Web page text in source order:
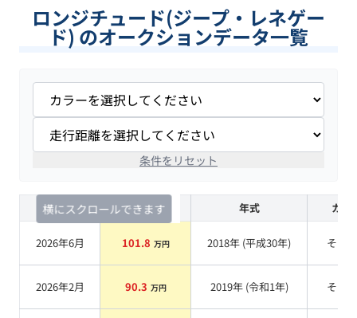
ロンジチュード(ジープ・レネゲー
ド) のオークションデータ一覧
条件をリセット
横にスクロールできます
査定時期 セルカ実績 年式 カラ
2026年6月 101.8 万円 2018年 (平成30年) その他
2026年2月 90.3 万円 2019年 (令和1年) その他